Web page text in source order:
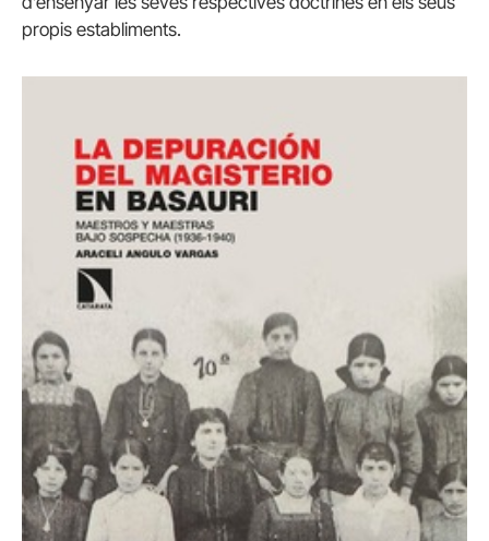
propis establiments.